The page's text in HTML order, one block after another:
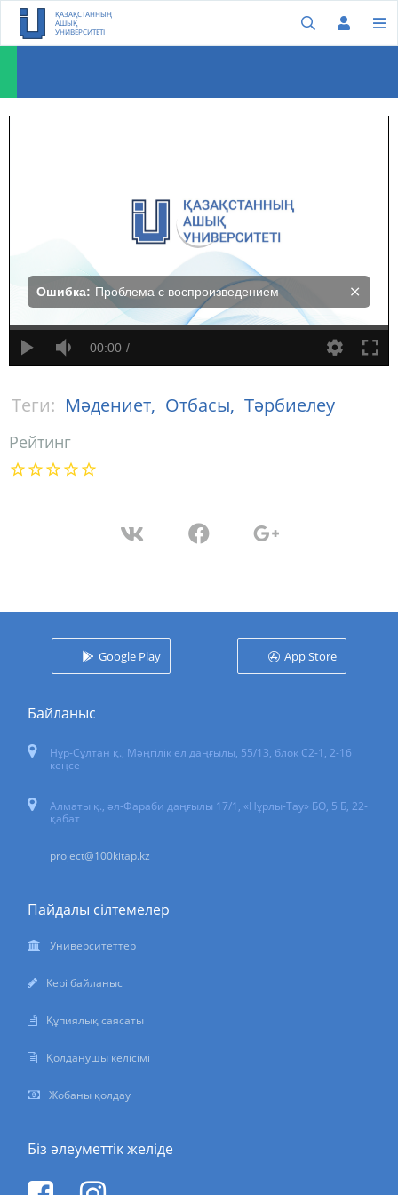
ҚАЗАҚСТАННЫҢ
АШЫҚ
УНИВЕРСИТЕТІ
Ошибка: Проблема с воспроизведением
00:00
Теги: Мәдениет, Отбасы, Тәрбиелеу
Рейтинг
Google Play App Store
Байланыс
Нұр-Сұлтан қ., Мәңгілік ел даңғылы, 55/13, блок С2-1, 2-16
кеңсе
Алматы қ., әл-Фараби даңғылы 17/1, «Нұрлы-Тау» БО, 5 Б, 22-
қабат
project@100kitap.kz
Пайдалы сілтемелер
Университеттер
Кері байланыс
Құпиялық саясаты
Қолданушы келісімі
Жобаны қолдау
Біз әлеуметтік желіде